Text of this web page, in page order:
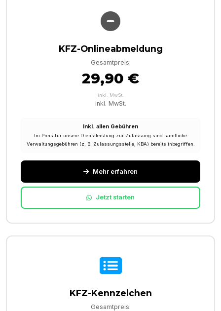
KFZ-Onlineabmeldung
Gesamtpreis:
29,90 €
inkl. MwSt.
inkl. MwSt.
Inkl. allen Gebühren
Im Preis für unsere Dienstleistung zur Zulassung sind sämtliche
Verwaltungsgebühren (z. B. Zulassungsstelle, KBA) bereits inbegriffen.
Mehr erfahren
Jetzt starten
KFZ-Kennzeichen
Gesamtpreis: